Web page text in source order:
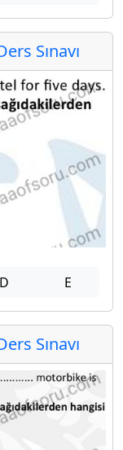
Sınavı
D E
Sınavı